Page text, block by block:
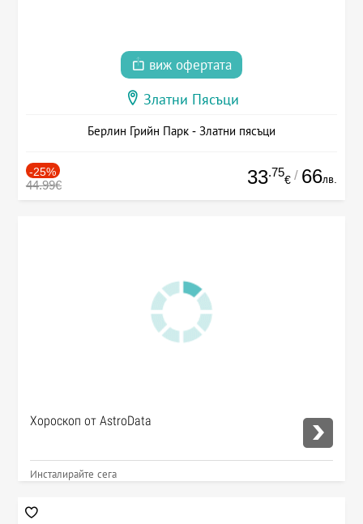
виж офертата
Златни Пясъци
Берлин Грийн Парк - Златни пясъци
-25%
44.99€ 33.75
€ / 66лв.
Хороскоп от AstroData
Инсталирайте сега